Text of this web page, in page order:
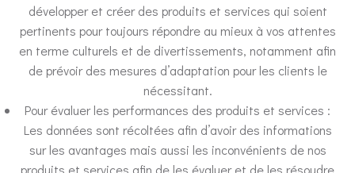
développer et créer des produits et services qui soient
pertinents pour toujours répondre au mieux à vos attentes
en terme culturels et de divertissements, notamment afin
de prévoir des mesures d’adaptation pour les clients le
nécessitant.
Pour évaluer les performances des produits et services :
Les données sont récoltées afin d’avoir des informations
sur les avantages mais aussi les inconvénients de nos
produits et services afin de les évaluer et de les résoudre